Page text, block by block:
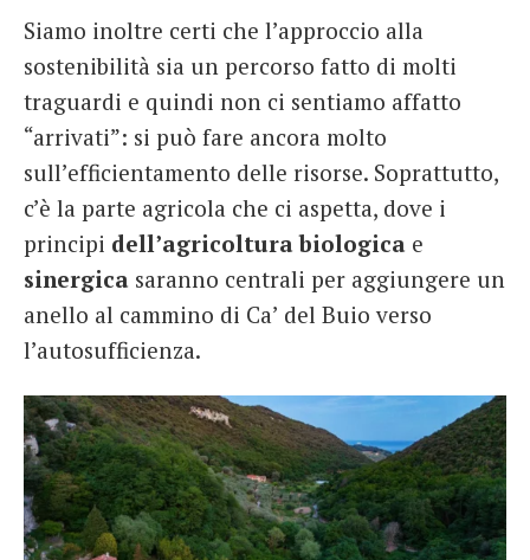
Siamo inoltre certi che l’approccio alla
sostenibilità sia un percorso fatto di molti
traguardi e quindi non ci sentiamo affatto
“arrivati”: si può fare ancora molto
sull’efficientamento delle risorse. Soprattutto,
c’è la parte agricola che ci aspetta, dove i
principi dell’agricoltura biologica e
sinergica saranno centrali per aggiungere un
anello al cammino di Ca’ del Buio verso
l’autosufficienza.